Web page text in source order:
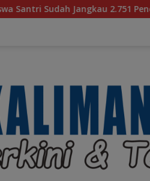
Penerima Bagaimana